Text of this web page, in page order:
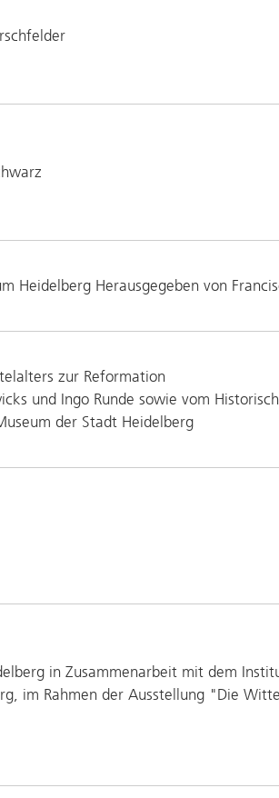
Herausgegeben von
zur Reformation
und Ingo Runde sowie vom
der Stadt Heidelberg
in Zusammenarbeit mit dem
im Rahmen der Ausstellung "Die